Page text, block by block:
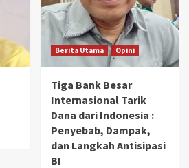
Berita Utama Opini
Tiga Bank Besar
Internasional Tarik
Dana dari Indonesia :
Penyebab, Dampak,
dan Langkah Antisipasi
BI